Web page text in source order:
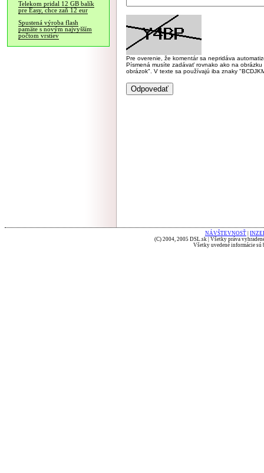
Telekom pridal 12 GB balík
pre Easy, chce zaň 12 eur
Spustená výroba flash
pamäte s novým najvyšším
počtom vrstiev
Pre overenie, že komentár sa nepridáva
Písmená musíte zadávať rovnako ako na
obrázok". V texte sa používajú iba znaky
NÁVŠTEVNOSŤ
(C) 2004, 2005 DSL.sk | Všetky práva
Všetky uvedené informácie sú